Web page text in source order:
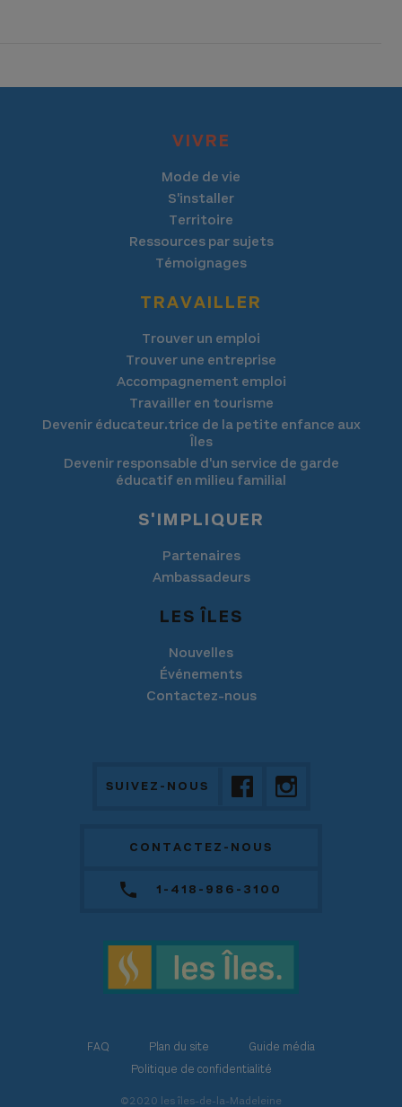
VIVRE
Mode de vie
S'installer
Territoire
Ressources par sujets
Témoignages
TRAVAILLER
Trouver un emploi
Trouver une entreprise
Accompagnement emploi
Travailler en tourisme
Devenir éducateur.trice de la petite enfance aux
Îles
Devenir responsable d'un service de garde
éducatif en milieu familial
S'IMPLIQUER
Partenaires
Ambassadeurs
LES ÎLES
Nouvelles
Événements
Contactez-nous
SUIVEZ-NOUS
CONTACTEZ-NOUS
1-418-986-3100
FAQ Plan du site
Guide média
Politique de confidentialité
©2020 les îles-de-la-Madeleine